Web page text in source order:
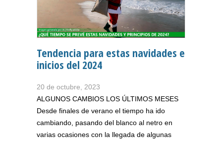
Tendencia para estas navidades e
inicios del 2024
20 de octubre, 2023
ALGUNOS CAMBIOS LOS ÚLTIMOS MESES
Desde finales de verano el tiempo ha ido
cambiando, pasando del blanco al netro en
varias ocasiones con la llegada de algunas